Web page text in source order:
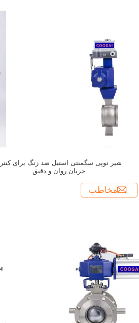
شیر توپی سگمنتی استیل ضد زنگ برای
جریان روان و دقیق
مخاطب